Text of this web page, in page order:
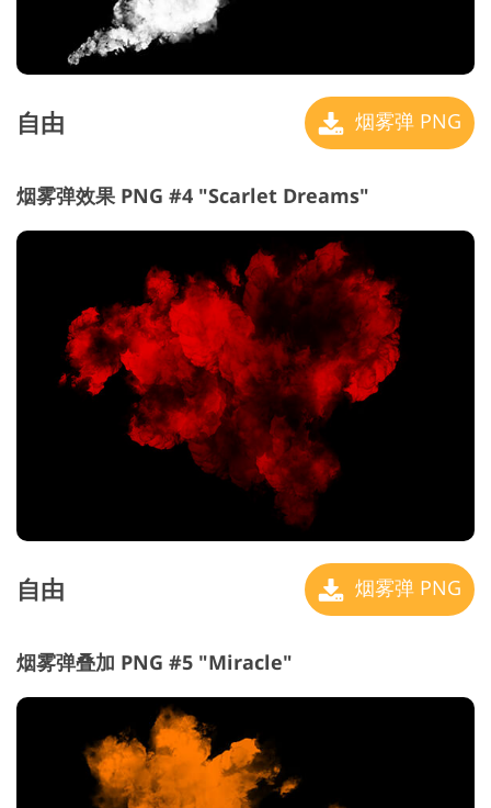
自由 烟雾弹 PNG
烟雾弹效果 PNG #4 "Scarlet Dreams"
自由 烟雾弹 PNG
烟雾弹叠加 PNG #5 "Miracle"